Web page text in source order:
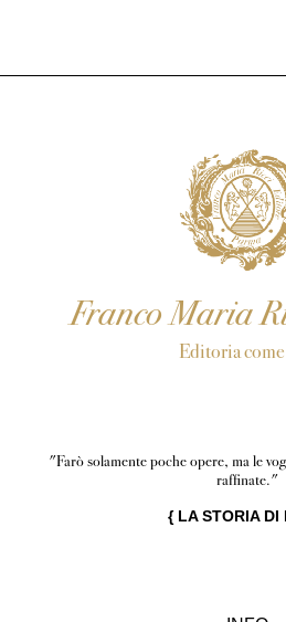
Franco Maria
Editoria
"Farò solamente poche opere, ma le
raffinate."
{ LA STORIA DI